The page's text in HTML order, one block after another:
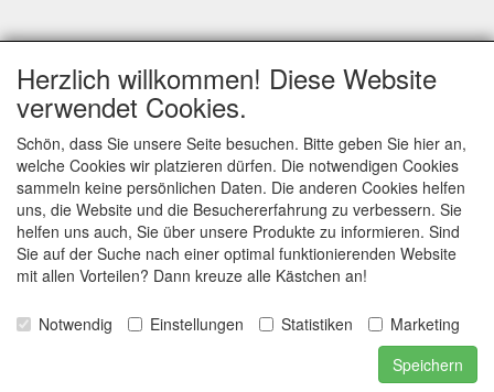
GESCHÄFT & INFO
Kontakt
Firmen Information
Portfolio
Disclaimer
Statement & Umwelt
Torten mit Dummies
SERVICE
Tipps & Tricks
Styropor
Herzlich willkommen! Diese Website
verwendet Cookies.
Schön, dass Sie unsere Seite besuchen. Bitte geben Sie hier an,
welche Cookies wir platzieren dürfen. Die notwendigen Cookies
sammeln keine persönlichen Daten. Die anderen Cookies helfen
uns, die Website und die Besuchererfahrung zu verbessern. Sie
helfen uns auch, Sie über unsere Produkte zu informieren. Sind
Sie auf der Suche nach einer optimal funktionierenden Website
mit allen Vorteilen? Dann kreuze alle Kästchen an!
Notwendig Einstellungen Statistiken
Marketing
Speichern